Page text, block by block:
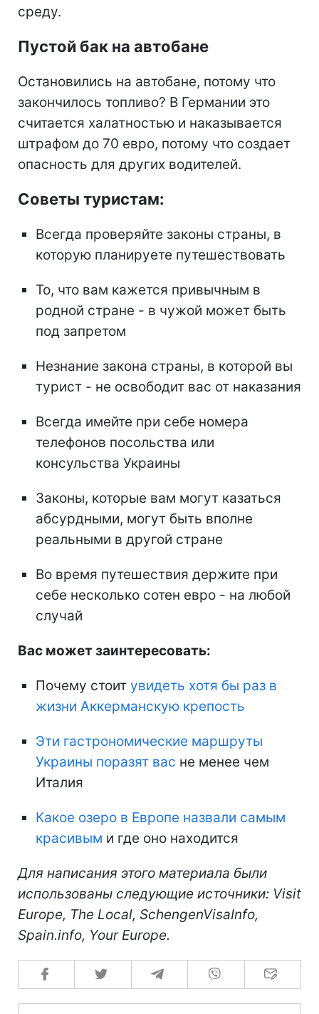
среду.
Пустой бак на автобане
Остановились на автобане, потому что
закончилось топливо? В Германии это
считается халатностью и наказывается
штрафом до 70 евро, потому что создает
опасность для других водителей.
Советы туристам:
Всегда проверяйте законы страны, в
которую планируете путешествовать
То, что вам кажется привычным в
родной стране - в чужой может быть
под запретом
Незнание закона страны, в которой вы
турист - не освободит вас от наказания
Всегда имейте при себе номера
телефонов посольства или
консульства Украины
Законы, которые вам могут казаться
абсурдными, могут быть вполне
реальными в другой стране
Во время путешествия держите при
себе несколько сотен евро - на любой
случай
Вас может заинтересовать:
Почему стоит увидеть хотя бы раз в
жизни Аккерманскую крепость
Эти гастрономические маршруты
Украины поразят вас не менее чем
Италия
Какое озеро в Европе назвали самым
красивым и где оно находится
Для написания этого материала были
использованы следующие источники: Visit
Europe, The Local, SchengenVisaInfo,
Spain.info, Your Europe.